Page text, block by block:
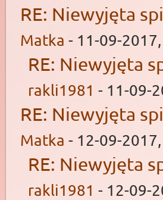
RE: Niewyjęta
Matka - 11-09-
RE: Niewyjęta
rakli1981 - 11-09-
RE: Niewyjęta
Matka - 12-09-
RE: Niewyjęta
rakli1981 - 12-09-